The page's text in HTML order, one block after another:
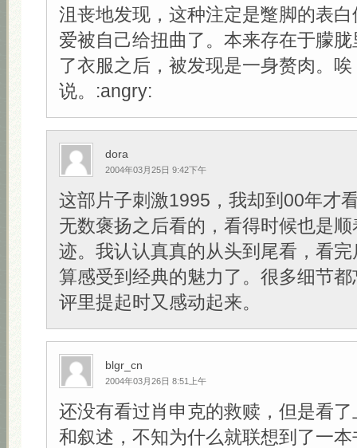
沮丧地发现，这种注定是蹩脚的表
爱被自己给扭曲了。本来存在于朦
了衣服之后，被发现是一身赘肉。
说。:angry:
dora
2004年03月25日 9:42下午
这部片子刺激1995，我却到00年才
无数褒扬之后看的，看得时候也是
迹。我认认真真的从头到尾看，看
算感受到经典的魅力了。很多细节
评里提起时又感动起来。
blgr_cn
2004年03月26日 8:51上午
还没有看过肖申克的救赎，但是看
和叙述，不知为什么就联想到了一